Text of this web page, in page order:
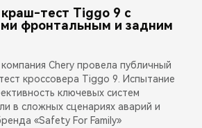
тест Tiggo 9 с
фронтальным и задним
Chery провела публичный
кроссовера Tiggo 9. Испытание
ключевых систем
в сложных сценариях аварий и
«Safety For Family»